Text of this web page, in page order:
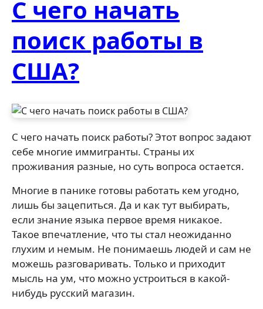
С чего начать
поиск работы в
США?
С чего начать поиск работы? Этот вопрос задают
себе многие иммигранты. Страны их
проживания разные, но суть вопроса остается.
Многие в панике готовы работать кем угодно,
лишь бы зацепиться. Да и как тут выбирать,
если знание языка первое время никакое.
Такое впечатление, что ты стал неожиданно
глухим и немым. Не понимаешь людей и сам не
можешь разговаривать. Только и приходит
мысль на ум, что можно устроиться в какой-
нибудь русский магазин.